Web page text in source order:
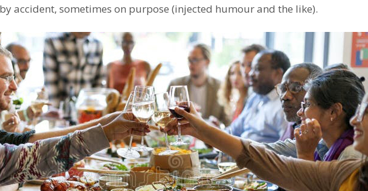
accident, sometimes on purpose (injected humour and the like).